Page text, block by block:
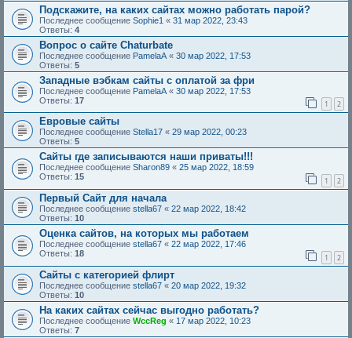
Подскажите, на каких сайтах можно работать парой?
Последнее сообщение Sophie1 « 31 мар 2022, 23:43
Ответы: 4
Вопрос о сайте Chaturbate
Последнее сообщение PamelaA « 30 мар 2022, 17:53
Ответы: 5
Западные вэбкам сайты с оплатой за фри
Последнее сообщение PamelaA « 30 мар 2022, 17:53
Ответы: 17 1 2
Евровые сайты
Последнее сообщение Stella17 « 29 мар 2022, 00:23
Ответы: 5
Сайты где записываются наши приваты!!!
Последнее сообщение Sharon89 « 25 мар 2022, 18:59
Ответы: 15 1 2
Первый Сайт для начала
Последнее сообщение stella67 « 22 мар 2022, 18:42
Ответы: 10
Оценка сайтов, на которых мы работаем
Последнее сообщение stella67 « 22 мар 2022, 17:46
Ответы: 18 1 2
Сайты с категорией флирт
Последнее сообщение stella67 « 20 мар 2022, 19:32
Ответы: 10
На каких сайтах сейчас выгодно работать?
Последнее сообщение WccReg « 17 мар 2022, 10:23
Ответы: 7